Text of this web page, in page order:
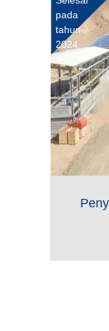
pada
tahun
2024